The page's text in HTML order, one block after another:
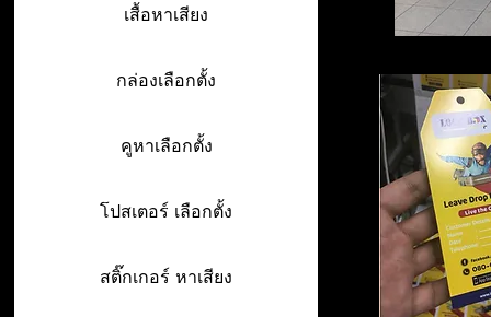
เสื้อหาเสียง
กล่องเลือกตั้ง
คูหาเลือกตั้ง
โปสเตอร์ เลือกตั้ง
สติ๊กเกอร์ หาเสียง